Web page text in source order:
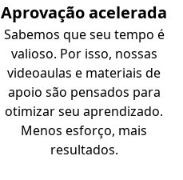
Aprovação acelerada
Sabemos que seu tempo é
valioso. Por isso, nossas
videoaulas e materiais de
apoio são pensados para
otimizar seu aprendizado.
Menos esforço, mais
resultados.